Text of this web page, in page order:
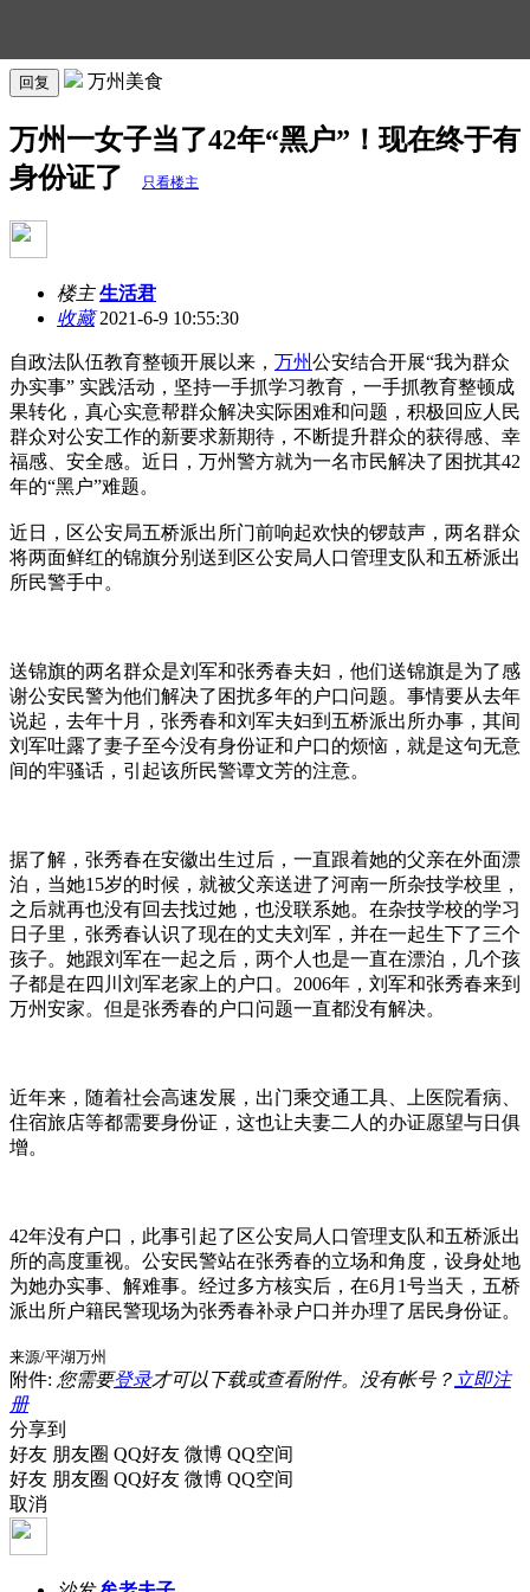
回复 万州美食
万州一女子当了42年“黑户”！现在终于有
身份证了
只看楼主
楼主 生活君
收藏2021-6-9 10:55:30
自政法队伍教育整顿开展以来， 万州公安结合开展“我为群众
办实事” 实践活动，坚持一手抓学习教育，一手抓教育整顿成
果转化，真心实意帮群众解决实际困难和问题，积极回应人民
群众对公安工作的新要求新期待，不断提升群众的获得感、幸
福感、安全感。近日，万州警方就为一名市民解决了困扰其42
年的“黑户”难题。
近日，区公安局五桥派出所门前响起欢快的锣鼓声，两名群众
将两面鲜红的锦旗分别送到区公安局人口管理支队和五桥派出
所民警手中。
送锦旗的两名群众是刘军和张秀春夫妇，他们送锦旗是为了感
谢公安民警为他们解决了困扰多年的户口问题。事情要从去年
说起，去年十月，张秀春和刘军夫妇到五桥派出所办事，其间
刘军吐露了妻子至今没有身份证和户口的烦恼，就是这句无意
间的牢骚话，引起该所民警谭文芳的注意。
据了解，张秀春在安徽出生过后，一直跟着她的父亲在外面漂
泊，当她15岁的时候，就被父亲送进了河南一所杂技学校里，
之后就再也没有回去找过她，也没联系她。在杂技学校的学习
日子里，张秀春认识了现在的丈夫刘军，并在一起生下了三个
孩子。她跟刘军在一起之后，两个人也是一直在漂泊，几个孩
子都是在四川刘军老家上的户口。2006年，刘军和张秀春来到
万州安家。但是张秀春的户口问题一直都没有解决。
近年来，随着社会高速发展，出门乘交通工具、上医院看病、
住宿旅店等都需要身份证，这也让夫妻二人的办证愿望与日俱
增。
42年没有户口，此事引起了区公安局人口管理支队和五桥派出
所的高度重视。公安民警站在张秀春的立场和角度，设身处地
为她办实事、解难事。经过多方核实后，在6月1号当天，五桥
派出所户籍民警现场为张秀春补录户口并办理了居民身份证。
来源/平湖万州
附件: 您需要登录才可以下载或查看附件。没有帐号？ 立即注
册
分享到
好友 朋友圈 QQ好友 微博 QQ空间
好友 朋友圈 QQ好友 微博 QQ空间
取消